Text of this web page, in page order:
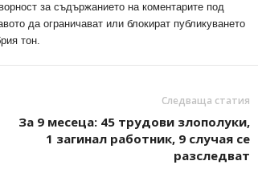
за съдържанието на коментарите под
да ограничават или блокират публикуването
тон.
Следваща статия
За 9 месеца: 45 трудови злополуки,
1 загинал работник, 9 случая се
разследват